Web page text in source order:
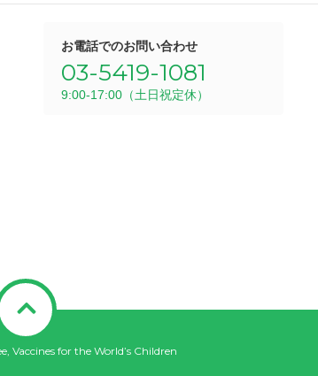
お電話でのお問い合わせ
03-5419-1081
9:00-17:00（土日祝定休）
Vaccines for the World’s Children